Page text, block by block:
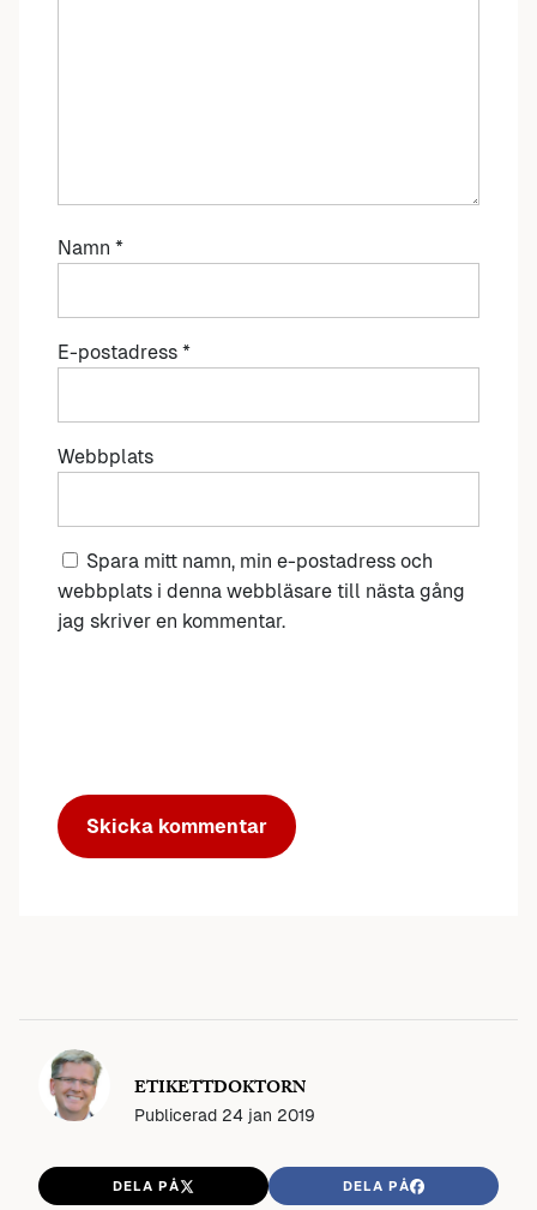
Namn *
E-postadress *
Webbplats
Spara mitt namn, min e-postadress och
webbplats i denna webbläsare till nästa gång
jag skriver en kommentar.
ETIKETTDOKTORN
Publicerad 24 jan 2019
DELA PÅ DELA PÅ